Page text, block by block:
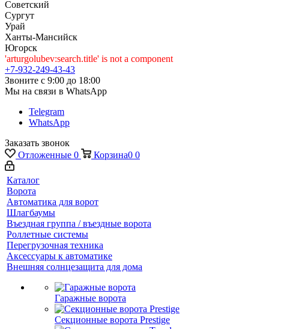
Советский
Сургут
Урай
Ханты-Мансийск
Югорск
'arturgolubev:search.title' is not a component
+7-932-249-43-43
Звоните с 9:00 до 18:00
Мы на связи в WhatsApp
Telegram
WhatsApp
Заказать звонок
Отложенные 0 Корзина0 0
Каталог
Ворота
Автоматика для ворот
Шлагбаумы
Въездная группа / въездные ворота
Роллетные системы
Перегрузочная техника
Аксессуары к автоматике
Внешняя солнцезащита для дома
Гаражные ворота
Секционные ворота Prestige